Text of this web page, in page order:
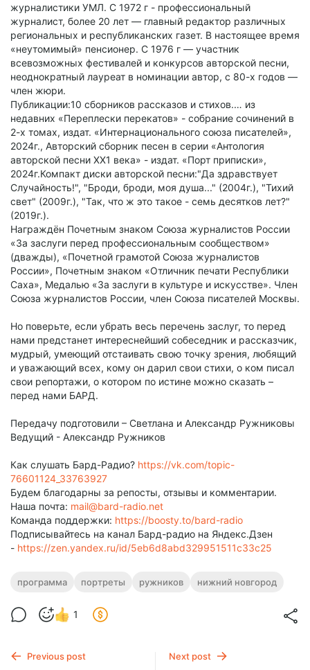
журналистики УМЛ. С 1972 г - профессиональный
журналист, более 20 лет — главный редактор различных
региональных и республиканских газет. В настоящее время
«неутомимый» пенсионер. С 1976 г — участник
всевозможных фестивалей и конкурсов авторской песни,
неоднократный лауреат в номинации автор, с 80-х годов —
член жюри.
Публикации:10 сборников рассказов и стихов.… из
недавних «Переплески перекатов» - собрание сочинений в
2-х томах, издат. «Интернационального союза писателей»,
2024г., Авторский сборник песен в серии «Антология
авторской песни ХХ1 века» - издат. «Порт приписки»,
2024г.Компакт диски авторской песни:"Да здравствует
Случайность!", "Броди, броди, моя душа..." (2004г.), "Тихий
свет" (2009г.), "Так, что ж это такое - семь десятков лет?"
(2019г.).
Награждён Почетным знаком Союза журналистов России
«За заслуги перед профессиональным сообществом»
(дважды), «Почетной грамотой Союза журналистов
России», Почетным знаком «Отличник печати Республики
Саха», Медалью «За заслуги в культуре и искусстве». Член
Союза журналистов России, член Союза писателей Москвы.
Но поверьте, если убрать весь перечень заслуг, то перед
нами предстанет интереснейший собеседник и рассказчик,
мудрый, умеющий отстаивать свою точку зрения, любящий
и уважающий всех, кому он дарил свои стихи, о ком писал
свои репортажи, о котором по истине можно сказать –
перед нами БАРД.
Передачу подготовили – Светлана и Александр Ружниковы
Ведущий - Александр Ружников
Как слушать Бард-Радио? https://vk.com/topic-
76601124_33763927
Будем благодарны за репосты, отзывы и комментарии.
Наша почта: mail@bard-radio.net
Команда поддержки: https://boosty.to/bard-radio
Подписывайтесь на канал Бард-радио на Яндекс.Дзен
- https://zen.yandex.ru/id/5eb6d8abd329951511c33c25
программа портреты ружников нижний новгород
1
Previous post Next post